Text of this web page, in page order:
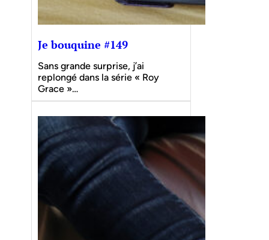
Je bouquine #149
Sans grande surprise, j’ai
replongé dans la série « Roy
Grace »…